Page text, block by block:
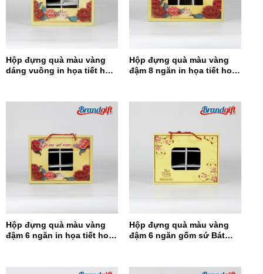
Hộp đựng quà màu vàng
dáng vuông in họa tiết hoa
Hộp đựng quà màu vàng
đậm 8 ngăn in họa tiết hoa
Hộp đựng quà màu vàng
đậm 6 ngăn in họa tiết hoa
Hộp đựng quà màu vàng
đậm 6 ngăn gốm sứ Bát